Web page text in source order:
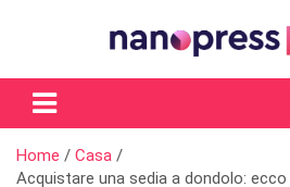
Il magazine femminile di Nanopress.it
Home
Casa
Acquistare una sedia a dondolo: